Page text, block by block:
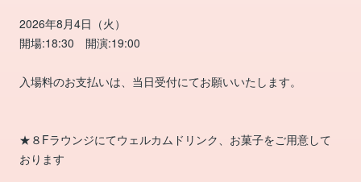
2026年8月4日（火）
開場:18:30 開演:19:00
入場料のお支払いは、当日受付にてお願いいたします。
★８Fラウンジにてウェルカムドリンク、お菓子をご用意して
おります